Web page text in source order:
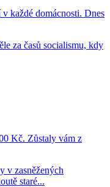
každé domácnosti. Dnes
za časů socialismu, kdy
Kč. Zůstaly vám z
v zasněžených
staré...